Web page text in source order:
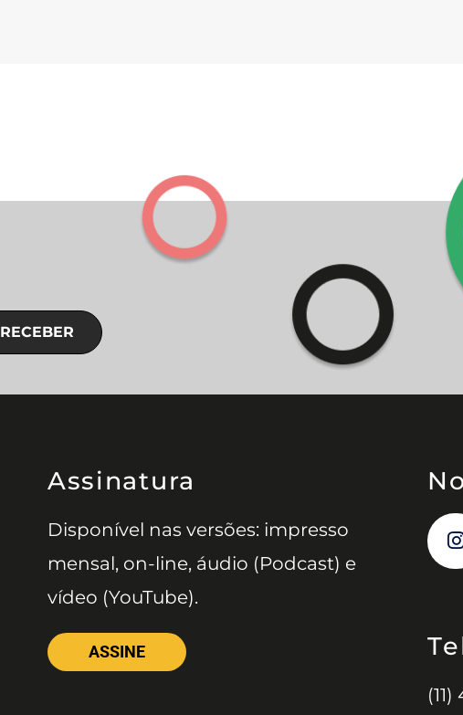
RECEBER
Assinatura
Disponível nas versões: impresso
mensal, on-line, áudio (Podcast) e
vídeo (YouTube).
ASSINE
(11)